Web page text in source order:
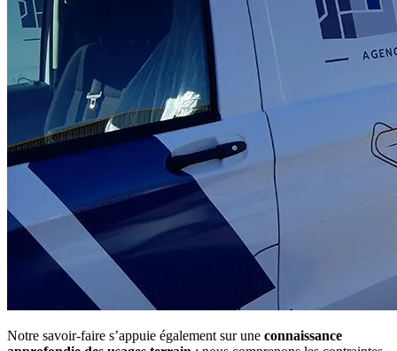
Notre savoir-faire s’appuie également sur une connaissance